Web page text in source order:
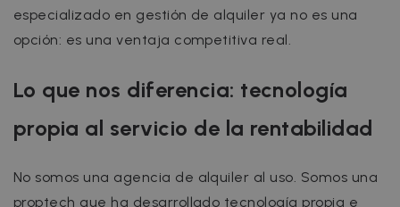
especializado en gestión de alquiler ya no es una
opción: es una ventaja competitiva real.
Lo que nos diferencia: tecnología
propia al servicio de la rentabilidad
No somos una agencia de alquiler al uso. Somos una
proptech que ha desarrollado tecnología propia e